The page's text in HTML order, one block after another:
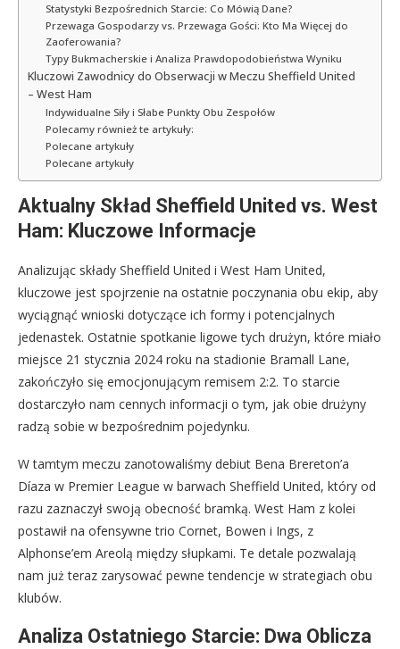
Statystyki Bezpośrednich Starcie: Co Mówią Dane?
Przewaga Gospodarzy vs. Przewaga Gości: Kto Ma Więcej do
Zaoferowania?
Typy Bukmacherskie i Analiza Prawdopodobieństwa Wyniku
Kluczowi Zawodnicy do Obserwacji w Meczu Sheffield United
– West Ham
Indywidualne Siły i Słabe Punkty Obu Zespołów
Polecamy również te artykuły:
Polecane artykuły
Polecane artykuły
Aktualny Skład Sheffield United vs. West
Ham: Kluczowe Informacje
Analizując składy Sheffield United i West Ham United,
kluczowe jest spojrzenie na ostatnie poczynania obu ekip, aby
wyciągnąć wnioski dotyczące ich formy i potencjalnych
jedenastek. Ostatnie spotkanie ligowe tych drużyn, które miało
miejsce 21 stycznia 2024 roku na stadionie Bramall Lane,
zakończyło się emocjonującym remisem 2:2. To starcie
dostarczyło nam cennych informacji o tym, jak obie drużyny
radzą sobie w bezpośrednim pojedynku.
W tamtym meczu zanotowaliśmy debiut Bena Brereton’a
Díaza w Premier League w barwach Sheffield United, który od
razu zaznaczył swoją obecność bramką. West Ham z kolei
postawił na ofensywne trio Cornet, Bowen i Ings, z
Alphonse’em Areolą między słupkami. Te detale pozwalają
nam już teraz zarysować pewne tendencje w strategiach obu
klubów.
Analiza Ostatniego Starcie: Dwa Oblicza